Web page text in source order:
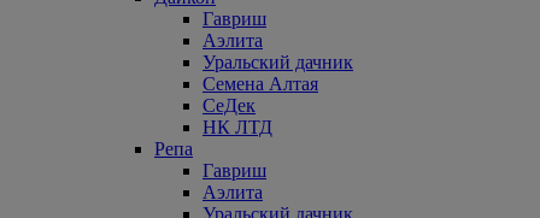
Гавриш
Аэлита
Уральский дачник
Семена Алтая
СеДек
НК ЛТД
Репа
Гавриш
Аэлита
Уральский дачник